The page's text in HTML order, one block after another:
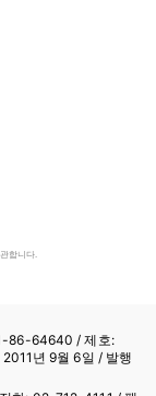
합니다.
86-64640 / 제호:
년 9월 6일 / 발행